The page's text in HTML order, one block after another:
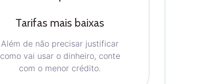
Tarifas mais baixas
Além de não precisar justificar
como vai usar o dinheiro, conte
com o menor crédito.